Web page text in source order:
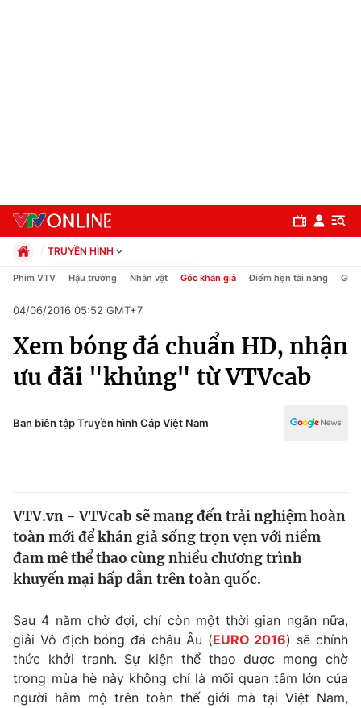
Chuyên mục
Chính trị
Thế giới
Tin tức
Thế giới đó đây
Câu chuyện quốc tế
Tài chính
Thị trường
Góc doanh nghiệp
Dữ liệu và đời sống
Truyền hình
TRUYỀN HÌNH
Chính trị
Pháp luật
Kinh tế
Thể thao
Truyền hình
Y tế
Phim VTV Hậu trường Nhân vật Góc khán giả Điểm hẹn tài năng Giải
04/06/2016 05:52 GMT+7
Xem bóng đá chuẩn HD, nhận
ưu đãi "khủng" từ VTVcab
Ban biên tập Truyền hình Cáp Việt Nam
VTV.vn - VTVcab sẽ mang đến trải nghiệm hoàn
toàn mới để khán giả sống trọn vẹn với niềm
đam mê thể thao cùng nhiều chương trình
khuyến mại hấp dẫn trên toàn quốc.
Sau 4 năm chờ đợi, chỉ còn một thời gian ngắn nữa,
giải Vô địch bóng đá châu Âu (EURO 2016) sẽ chính
thức khởi tranh. Sự kiện thể thao được mong chờ
trong mùa hè này không chỉ là mối quan tâm lớn của
người hâm mộ trên toàn thế giới mà tại Việt Nam,